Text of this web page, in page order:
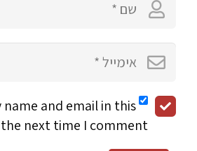
name and email in this
next time I comment.